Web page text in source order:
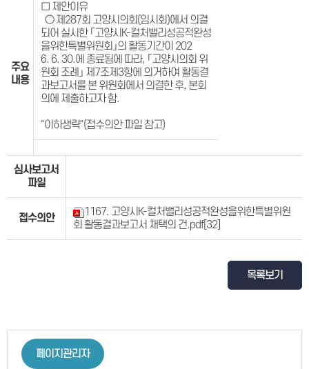
주요
내용
□ 제안이유
○ 제287회 고양시의회(임시회)에서 의결
되어 실시한 「고양시K-컬처밸리성공적완성
을위한특별위원회」의 활동기간이 202
6. 6. 30.에 종료됨에 따라, 「고양시의회 위
원회 조례」 제7조제3항에 의거하여 활동결
과보고서를 본 위원회에서 의결한 후, 본회
의에 제출하고자 함.
"이하생략"(접수의안 파일 참고)
심사보고서
파일
접수의안
1167. 고양시K-컬처밸리성공적완성을위한특별위원
회 활동결과보고서 채택의 건.pdf[32]
목록보기
페이지관리자